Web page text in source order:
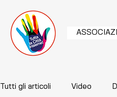
Tutti gli articoli Video